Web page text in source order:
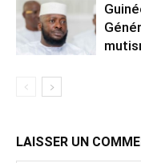
LAISSER UN